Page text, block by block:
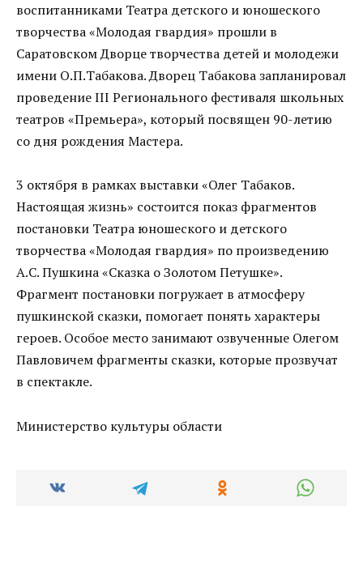
воспитанниками Театра детского и юношеского
творчества «Молодая гвардия» прошли в
Саратовском Дворце творчества детей и молодежи
имени О.П.Табакова. Дворец Табакова запланировал
проведение III Регионального фестиваля школьных
театров «Премьера», который посвящен 90-летию
со дня рождения Мастера.
3 октября в рамках выставки «Олег Табаков.
Настоящая жизнь» состоится показ фрагментов
постановки Театра юношеского и детского
творчества «Молодая гвардия» по произведению
А.С. Пушкина «Сказка о Золотом Петушке».
Фрагмент постановки погружает в атмосферу
пушкинской сказки, помогает понять характеры
героев. Особое место занимают озвученные Олегом
Павловичем фрагменты сказки, которые прозвучат
в спектакле.
Министерство культуры области